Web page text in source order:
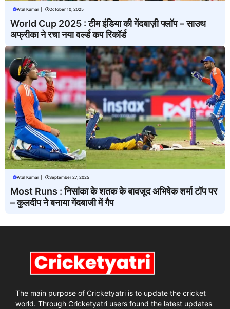
Atul Kumar October 10, 2025
World Cup 2025 : टीम इंडिया की गेंदबाज़ी फ्लॉप – साउथ
अफ्रीका ने रचा नया वर्ल्ड कप रिकॉर्ड
Atul Kumar September 27, 2025
Most Runs : निसांका के शतक के बावजूद अभिषेक शर्मा टॉप पर
– कुलदीप ने बनाया गेंदबाजी में गैप
The main purpose of Cricketyatri is to update the cricket
world. Through Cricketyatri users found the latest updates